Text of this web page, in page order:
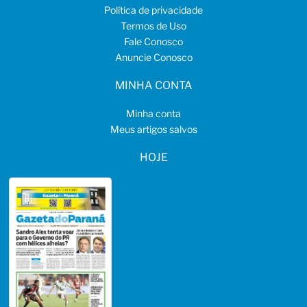
Política de privacidade
Termos de Uso
Fale Conosco
Anuncie Conosco
MINHA CONTA
Minha conta
Meus artigos salvos
HOJE